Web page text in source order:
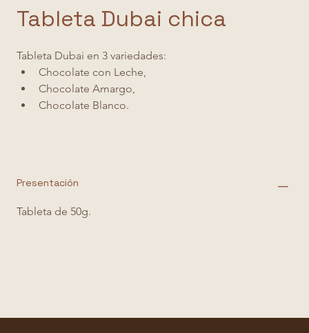
Tableta Dubai chica
Tableta Dubai en 3 variedades:
Chocolate con Leche,
Chocolate Amargo,
Chocolate Blanco.
Presentación
Tableta de 50g.